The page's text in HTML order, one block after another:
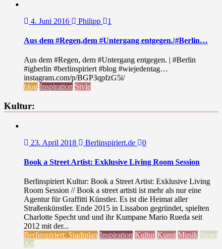
4. Juni 2016 Philipp 1
Aus dem #Regen,dem #Untergang entgegen.|#Berlin…
Aus dem #Regen, dem #Untergang entgegen. | #Berlin
#igberlin #berlinspiriert #blog #wiejedentag…
instagram.com/p/BGP3qpfzG5i/
blog Inspiration Style
Kultur:
23. April 2018 Berlinspiriert.de 0
Book a Street Artist: Exklusive Living Room Session
Berlinspiriert Kultur: Book a Street Artist: Exklusive Living
Room Session // Book a street artisti ist mehr als nur eine
Agentur für Graffitti Künstler. Es ist die Heimat aller
Straßenkünstler. Ende 2015 in Lissabon gegründet, spielten
Charlotte Specht und und ihr Kumpane Mario Rueda seit
2012 mit der...
Berlinspiriert: Stadtplan Inspiration Kultur Kunst Musik Street
Art